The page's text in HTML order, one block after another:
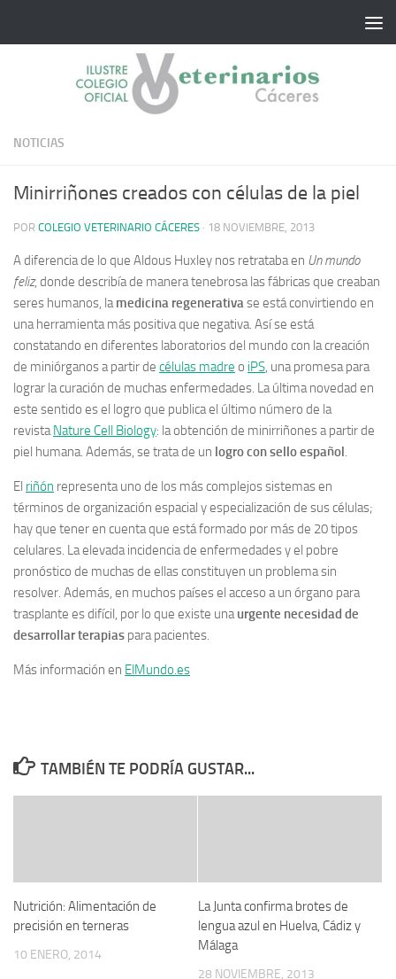
NOTICIAS
Minirriñones creados con células de la piel
POR COLEGIO VETERINARIO CÁCERES · 18 NOVIEMBRE, 2013
A diferencia de lo que Aldous Huxley nos retrataba en Un mundo
feliz, donde describía de manera tenebrosa las fábricas que creaban
seres humanos, la medicina regenerativa se está convirtiendo en
una herramienta más positiva que negativa. Así se está
constatando en diferentes laboratorios del mundo con la creación
de miniórganos a partir de células madre o iPS , una promesa para
lograr la curación de muchas enfermedades. La última novedad en
este sentido es el logro que publica el último número de la
revista Nature Cell Biology: la obtención de minirriñones a partir de
piel humana. Además, se trata de un logro con sello español
El riñón representa uno de los más complejos sistemas en
términos de organización espacial y especialización de sus células;
hay que tener en cuenta que está formado por más de 20 tipos
celulares. La elevada incidencia de enfermedades y el pobre
pronóstico de muchas de ellas constituyen un problema sin
resolver. Además, en muchos países el acceso a un órgano para
trasplante es difícil, por lo que existe una urgente necesidad de
desarrollar terapias para pacientes.
Más información en ElMundo.es
TAMBIÉN TE PODRÍA GUSTAR...
Nutrición: Alimentación de
precisión en terneras
10 ENERO, 2014
La Junta confirma brotes de
lengua azul en Huelva, Cádiz y
Málaga
28 NOVIEMBRE, 2013